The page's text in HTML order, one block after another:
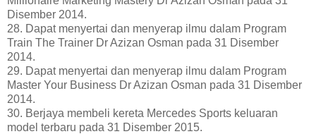
Disember 2014.
28. Dapat menyertai dan menyerap ilmu dalam Program
Train The Trainer Dr Azizan Osman pada 31 Disember
2014.
29. Dapat menyertai dan menyerap ilmu dalam Program
Master Your Business Dr Azizan Osman pada 31 Disember
2014.
30. Berjaya membeli kereta Mercedes Sports keluaran
model terbaru pada 31 Disember 2015.